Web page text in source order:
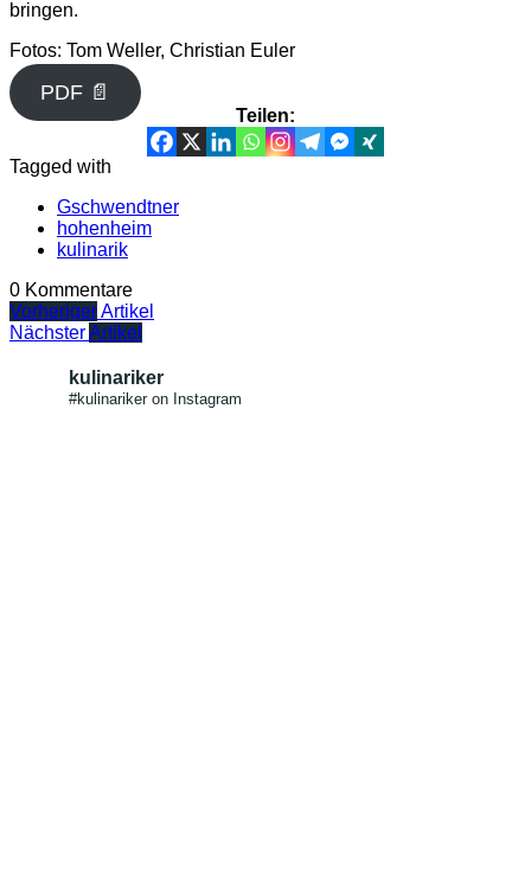
bringen.
Fotos: Tom Weller, Christian Euler
PDF 📄
Teilen:
Tagged with
Gschwendtner
hohenheim
kulinarik
0 Kommentare
VorherigerArtikel
NächsterArtikel
kulinariker
#kulinariker on Instagram